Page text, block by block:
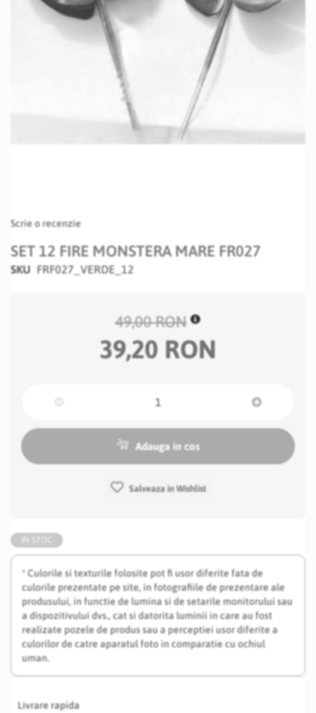
to
beginning
of
Scrie o recenzie
SET 12 FIRE MONSTERA MARE FR027
SKU FRF027_VERDE_12
* Culorile si texturile folosite pot fi usor diferite fata de
culorile prezentate pe site, in fotografiile de prezentare ale
produsului, in functie de lumina si de setarile monitorului sau
a dispozitivului dvs., cat si datorita luminii in care au fost
realizate pozele de produs sau a perceptiei usor diferite a
culorilor de catre aparatul foto in comparatie cu ochiul
uman.
Livrare rapida
49,00 RON
39,20 RON
Adauga in cos
Salveaza in Wishlist